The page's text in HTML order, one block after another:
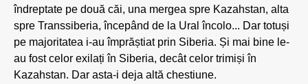
îndreptate pe două căi, una mergea spre Kazahstan, alta
spre Transsiberia, începând de la Ural încolo... Dar totuși
pe majoritatea i-au împrăștiat prin Siberia. Și mai bine le-
au fost celor exilați în Siberia, decât celor trimiși în
Kazahstan. Dar asta-i deja altă chestiune.